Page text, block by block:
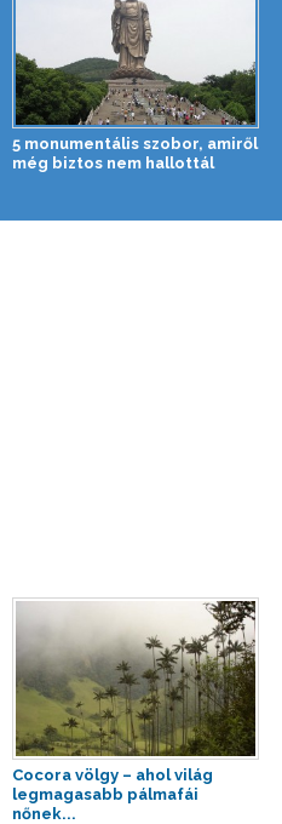
5 monumentális szobor, amiről
még biztos nem hallottál
Cocora völgy – ahol világ
legmagasabb pálmafái
nőnek...